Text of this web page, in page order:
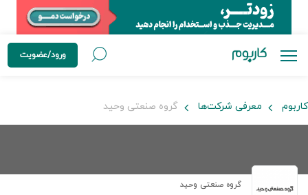
ورود/عضویت
کاربوم معرفی شرکت‌ها گروه صنعتی وحید
گروه صنعتی وحید